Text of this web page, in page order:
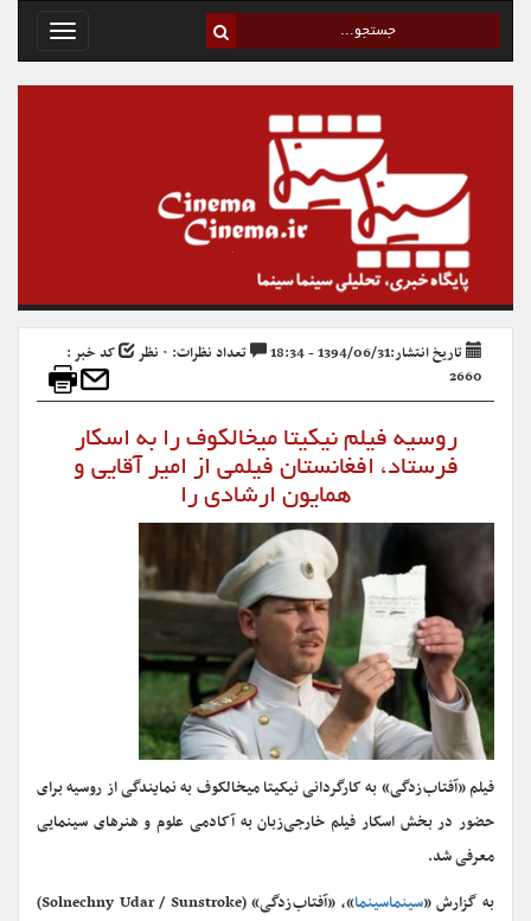
Toggle
تاریخ انتشار:1394/06/31 - 18:34 تعداد نظرات: ۰ نظر
کد خبر :
2660
روسیه فیلم نیکیتا میخالکوف را به اسکار
فرستاد، افغانستان فیلمی از امیر آقایی و
همایون ارشادی را
فیلم «آفتاب‌زدگی» به کارگردانی نیکیتا میخالکوف به نمایندگی از روسیه برای
حضور در بخش اسکار فیلم خارجی‌زبان به آکادمی علوم و هنرهای سینمایی
معرفی شد.
به گزارش «سینماسینما
»، «آفتاب‌زدگی» (Solnechny Udar / Sunstroke)